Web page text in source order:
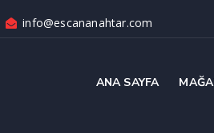
info@escananahtar.com
ANA SAYFA